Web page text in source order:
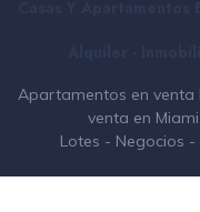
Apartamentos en venta
venta en Miami
Lotes - Negocios -